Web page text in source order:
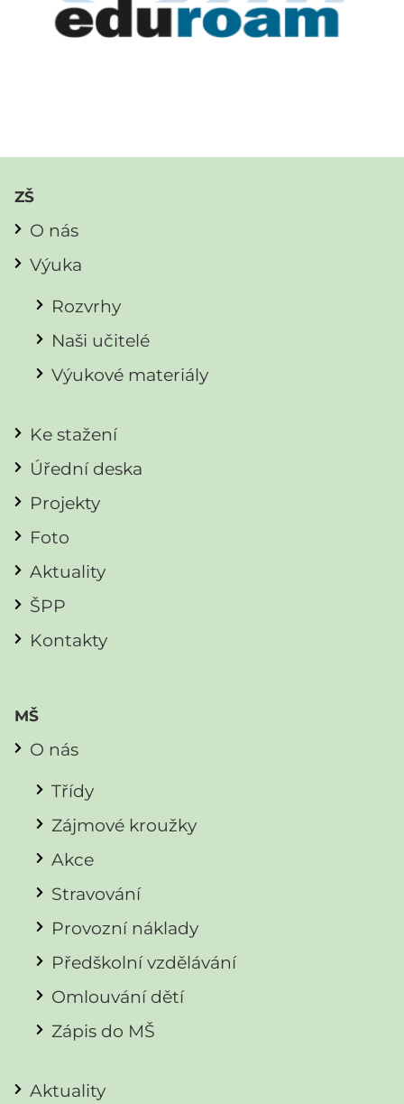
ZŠ
O nás
Výuka
Rozvrhy
Naši učitelé
Výukové materiály
Ke stažení
Úřední deska
Projekty
Foto
Aktuality
ŠPP
Kontakty
MŠ
O nás
Třídy
Zájmové kroužky
Akce
Stravování
Provozní náklady
Předškolní vzdělávání
Omlouvání dětí
Zápis do MŠ
Aktuality